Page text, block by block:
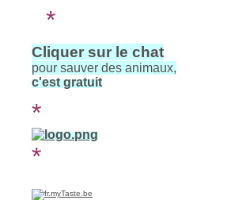
*
Cliquer sur le chat
pour sauver des animaux,
c'est gratuit
*
*